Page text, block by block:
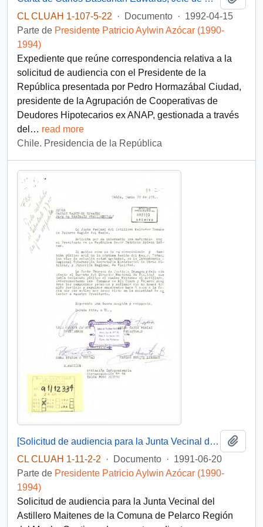
CL CLUAH 1-107-5-22
· Documento · 1992-04-15
Parte de Presidente Patricio Aylwin Azócar (1990-
1994)
Expediente que reúne correspondencia relativa a la
solicitud de audiencia con el Presidente de la
República presentada por Pedro Hormazábal Ciudad,
presidente de la Agrupación de Cooperativas de
Deudores Hipotecarios ex ANAP, gestionada a través
del … read more
Chile. Presidencia de la República
[Solicitud de audiencia para la Junta Vecinal del Astillero Maitenes]
CL CLUAH 1-11-2-2
· Documento · 1991-06-20
Parte de Presidente Patricio Aylwin Azócar (1990-
1994)
Solicitud de audiencia para la Junta Vecinal del
Astillero Maitenes de la Comuna de Pelarco Región